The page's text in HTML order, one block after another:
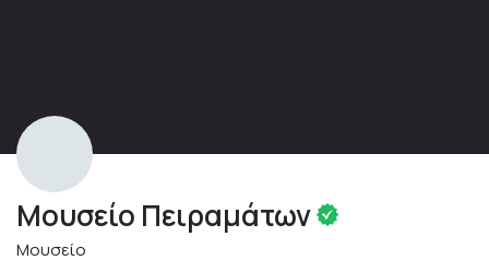
Μουσείο Πειραμάτων
Μουσείο